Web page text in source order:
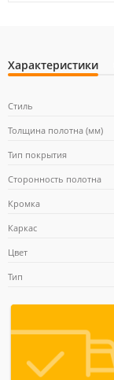
otpbank
Почта Банк
Характеристики
Стиль
Толщина полотна (мм)
Тип покрытия
Сторонность полотна
Кромка
Каркас
Цвет
Тип